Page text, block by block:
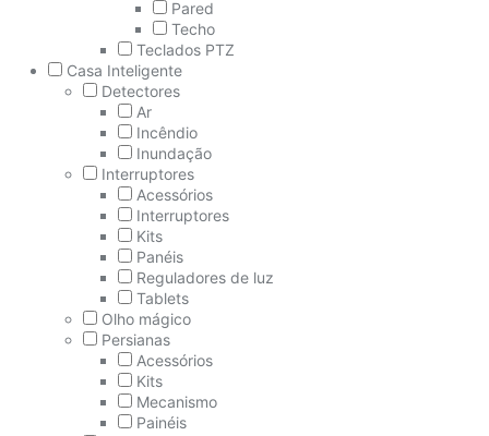
Pared
Techo
Teclados PTZ
Casa Inteligente
Detectores
Ar
Incêndio
Inundação
Interruptores
Acessórios
Interruptores
Kits
Panéis
Reguladores de luz
Tablets
Olho mágico
Persianas
Acessórios
Kits
Mecanismo
Painéis